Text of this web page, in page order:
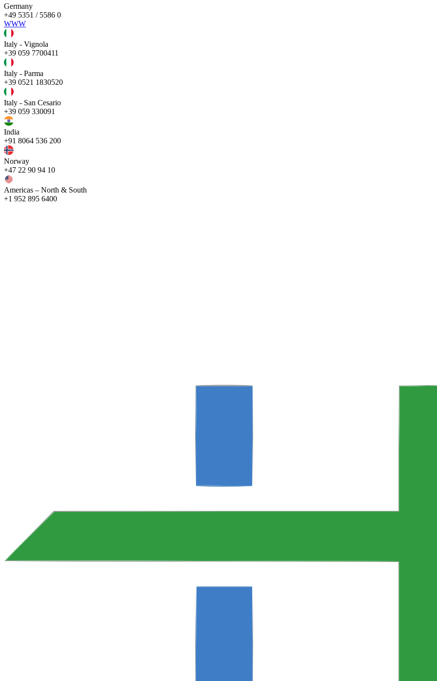
Germany
+49 5351 / 5586 0
WWW
Italy - Vignola
+39 059 7700411
Italy - Parma
+39 0521 1830520
Italy - San Cesario
+39 059 330091
India
+91 8064 536 200
Norway
+47 22 90 94 10
Americas – North & South
+1 952 895 6400